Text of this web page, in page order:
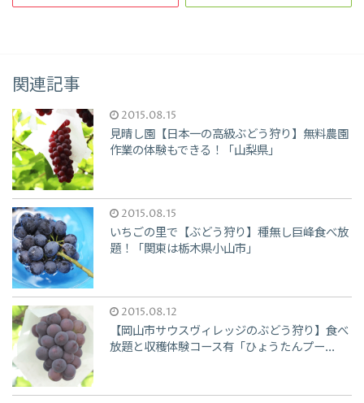
関連記事
2015.08.15
見晴し園【日本一の高級ぶどう狩り】無料農園
作業の体験もできる！「山梨県」
2015.08.15
いちごの里で【ぶどう狩り】種無し巨峰食べ放
題！「関東は栃木県小山市」
2015.08.12
【岡山市サウスヴィレッジのぶどう狩り】食べ
放題と収穫体験コース有「ひょうたんプー...